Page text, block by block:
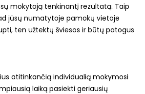
mokytoją tenkinantį rezultatą. Taip
jūsų numatytoje pamokų vietoje
ten užtektų šviesos ir būtų patogus
atitinkančią individualią mokymosi
laiką pasiekti geriausių